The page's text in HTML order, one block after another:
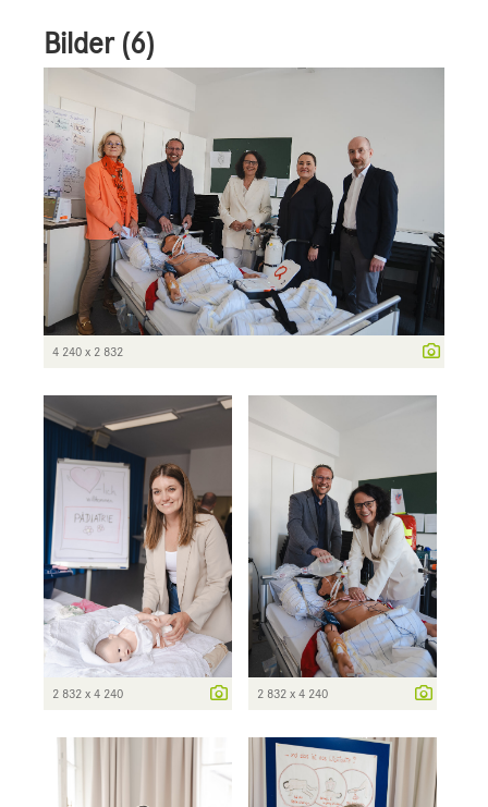
Bilder (6)
4 240 x 2 832
2 832 x 4 240 2 832 x 4 240